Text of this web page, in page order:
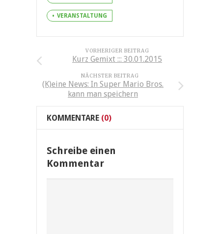
VERANSTALTUNG
VORHERIGER BEITRAG
Kurz Gemixt ::: 30.01.2015
NÄCHSTER BEITRAG
(K)eine News: In Super Mario Bros.
kann man speichern
KOMMENTARE (0)
Schreibe einen
Kommentar